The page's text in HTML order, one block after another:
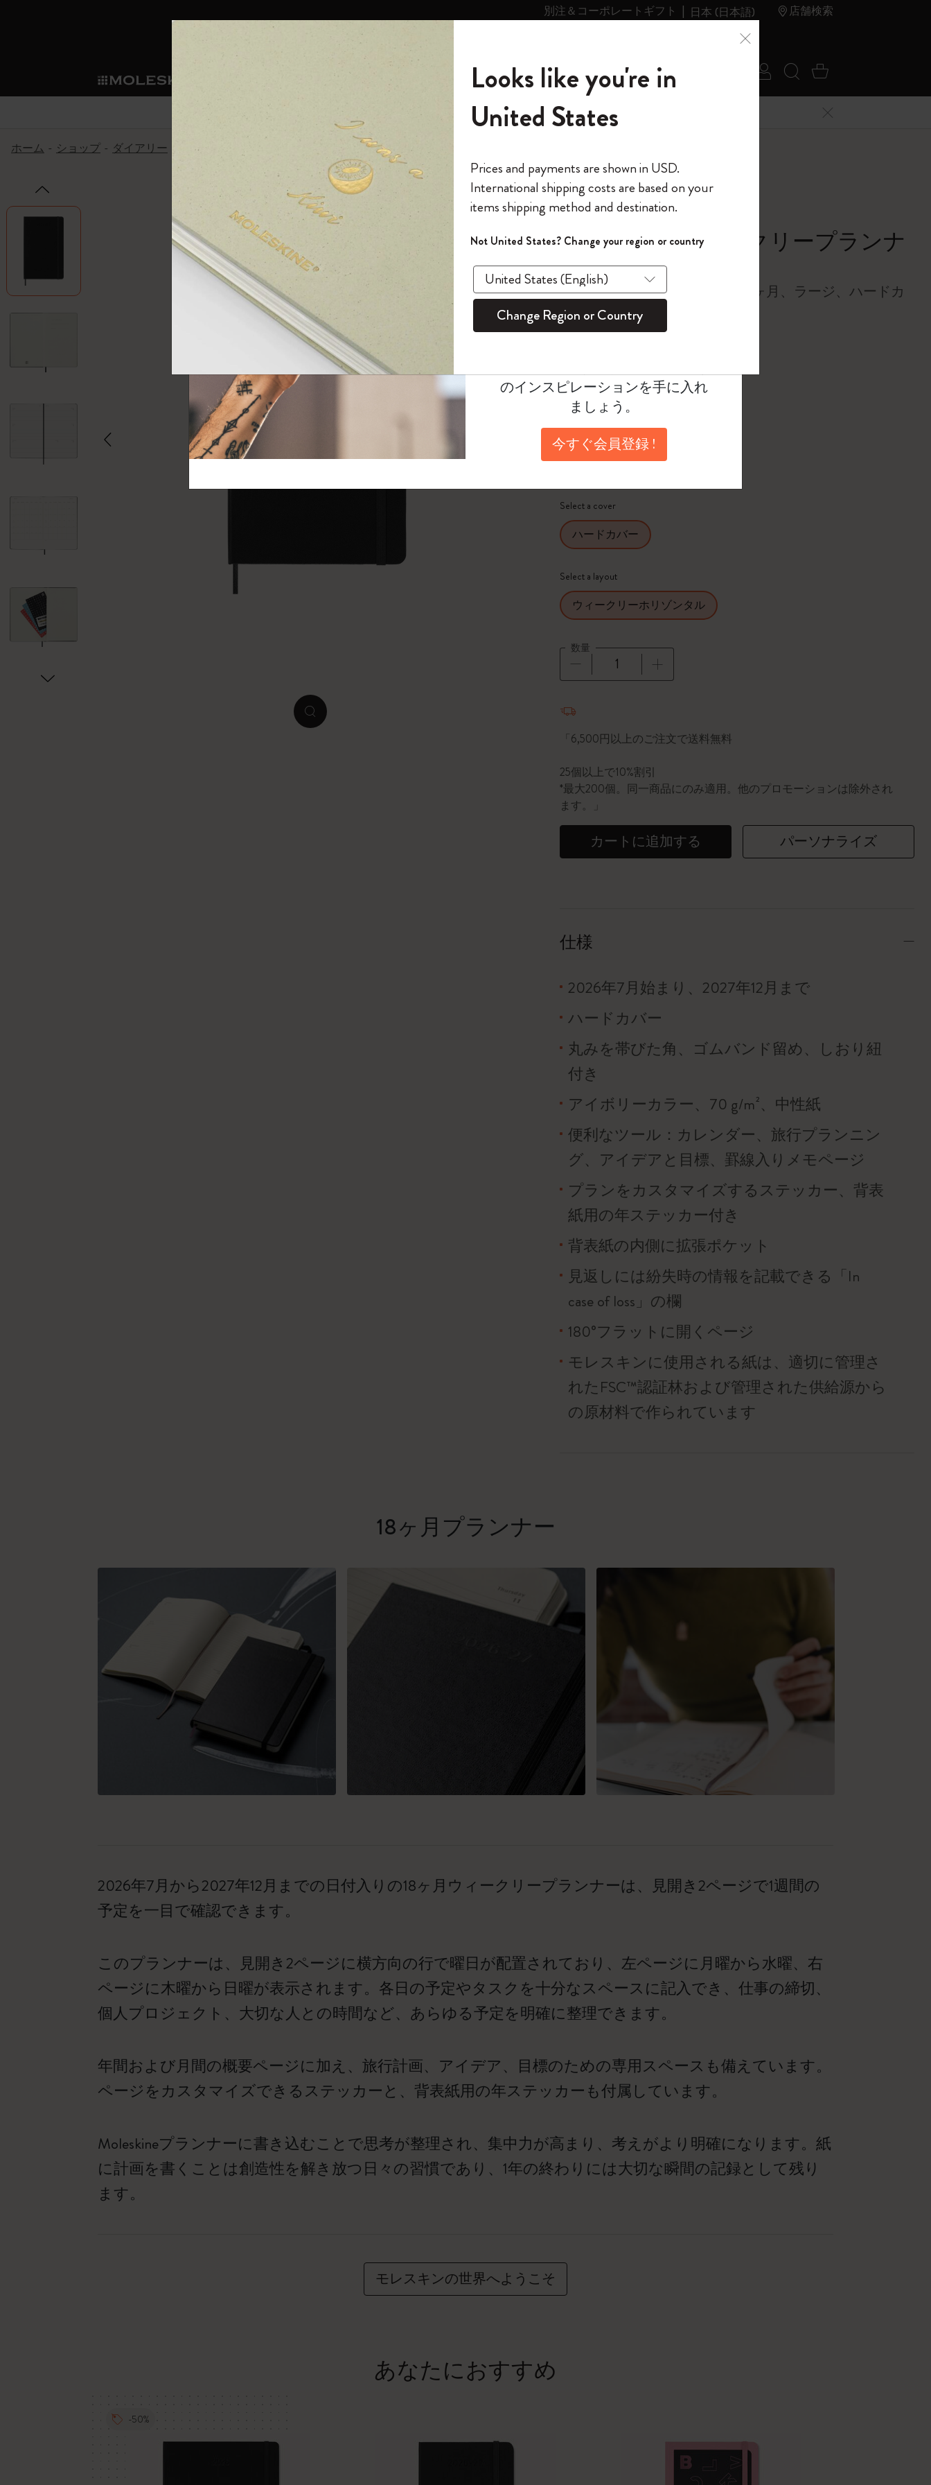
別注＆コーポレートギフト 日本 (日本語) 店舗検索
ショ
ノートブック
ノートブック
The Original Notebook
ミニノートブックチャーム
カイエ ＆ ジャーナル
セット
パッションジャーナル
スチューデントカイエジャーナル
サブカテゴリ
ダイアリー
パーソナル・ダイアリー
12カ月ダイアリー
15ヶ月プランナー
ウィークリープランナー
デイリープランナー
マンスリープランナー
ライフプランナー・コレクション
モレスキンスマート
サブカテゴリ
すべて見る
スマートライティング・システム
モレスキンスマートスマートとは
アプリ・サービス
ライティングツール
サブカテゴリ
モレスキンスマート
Blackwing x モレスキン
Kaweco x モレスキン
ペン & ペンシル
限定版ノートブック
Reframe サングラス
ムーミン コレクション
キム・ジョンギコレクション
「Alice's Adventures in Wonderland」コレ
『ロード・オブ・ザ・リング』コレク
カラーパターン ノートブック
サクラコレクション
馬年コレクション
ナサにインスパイアされたコレクショ
キム・ジョンギコレクション
Impressions of Impressionism コレクショ
ン
カサ・バトリョ 限定版コレクション
ゴッホ美術館
すべて見る
バックパック
限定版バックパック
Shopper paper – made Collection
アートを愛する方への贈り物
プロフェッショナルへの贈り物
ミニマリストへの贈り物
マキシマリストへの贈り物
健康を愛する方への贈り物です
趣味を愛する方へのギフト
サブカテゴリ
カントリー・テーマ・ピンズ・コレク
ション
サブカテゴリ
プライドをいつも胸に
Mardi Mercredi × モレスキン
スマートライティング・シス
サブカテゴリ
スマートライティング・システム
スマートノートブック
スマートダイアリー
モレスキンスマートスマート
アプリ・サービス
サブカテゴリ
Notes
モレスキン Journal
モレスキン Planner
パーソナライズサ
ービス
サブカテゴリ
カスタムダイアリー
カスタムノートブック
和紙テープ
ミニノートブックチャーム
別注＆コーポレートギフト
リー
の世界
サブカテゴリ
モレスキンメンバーシップ
我々の歴史
モレスキンのマニフェスト
ペンと紙の力
持続可能な創造性
ール
ログイン
今すぐメンバー登録
ウェルカムオファー: 次回のご購入時に10% オフと送料無料
通常特典: パーソナライズの2冊ご購入で1冊無料
バースデー特典: 1回限りの割引（1ヶ月有効）
先行プレビュー: 新作コレクションへの先行アクセス
伝説的なお得情報: 会員限定の特別サプライズ
セールへの早期アクセス: お得な情報をいち早くチェック
モレスキン限定イベント: 優先アクセス
返品期間の延長: 1ヶ月間
モレスキンの世界へようこそ
*メールアドレス
*パスワード
このデバイスで情報を保存する
ログイン
検索 (キーワード
カート 0 アイ
6,500円以上のご購入で送料無料 メニューを閉じる
ホーム ショップ ダイアリー 18ヶ月プランナー クラシック ウィークリープランナー 2026/2027
zoom.cta
ベストセラー
クラシック ウィークリープランナ
ー 2026/2027
ウィークリーホリゾンタル、18ヶ月、ラージ、ハードカ
バー, ブラック
¥ 4,840
Select a color
選択済
*選択したカラー
Select a size
ポケット ラージ
Select a cover
ハードカバー
Select a layout
ウィークリーホリゾンタル
数量
「6,500円以上のご注文で送料無料
25個以上で10%割引
*最大200個。同一商品にのみ適用。他のプロモーションは除外され
ます。」
カートに追加する パーソナライズ
仕様
2026年7月始まり、2027年12月まで
ハードカバー
丸みを帯びた角、ゴムバンド留め、しおり紐
付き
アイボリーカラー、70 g/m²、中性紙
便利なツール：カレンダー、旅行プランニン
グ、アイデアと目標、罫線入りメモページ
プランをカスタマイズするステッカー、背表
紙用の年ステッカー付き
背表紙の内側に拡張ポケット
見返しには紛失時の情報を記載できる「In
case of loss」の欄
180°フラットに開くページ
モレスキンに使用される紙は、適切に管理さ
れたFSC™認証林および管理された供給源から
の原材料で作られています
18ヶ月プランナー
2026年7月から2027年12月までの日付入りの18ヶ月ウィークリープランナーは、見開き2ページで1週間の
予定を一目で確認できます。
このプランナーは、見開き2ページに横方向の行で曜日が配置されており、左ページに月曜から水曜、右
ページに木曜から日曜が表示されます。各日の予定やタスクを十分なスペースに記入でき、仕事の締切、
個人プロジェクト、大切な人との時間など、あらゆる予定を明確に整理できます。
年間および月間の概要ページに加え、旅行計画、アイデア、目標のための専用スペースも備えています。
ページをカスタマイズできるステッカーと、背表紙用の年ステッカーも付属しています。
Moleskineプランナーに書き込むことで思考が整理され、集中力が高まり、考えがより明確になります。紙
に計画を書くことは創造性を解き放つ日々の習慣であり、1年の終わりには大切な瞬間の記録として残り
ます。
モレスキンの世界へようこそ
あなたにおすすめ
-50%
モレスキンの世界へようこそ
今すぐ会員登録して、コード
「WELCOME10」を入力すると、初
回注文が10%オフ＋送料無料になり
ます。セール・アウトレット品は
適用外。
のインスピレーションを手に入れ
ましょう。
今すぐ会員登録 !
Looks like you're in
United States
Prices and payments are shown in USD.
International shipping costs are based on your
items shipping method and destination.
Not United States? Change your region or country
Change Region or Country